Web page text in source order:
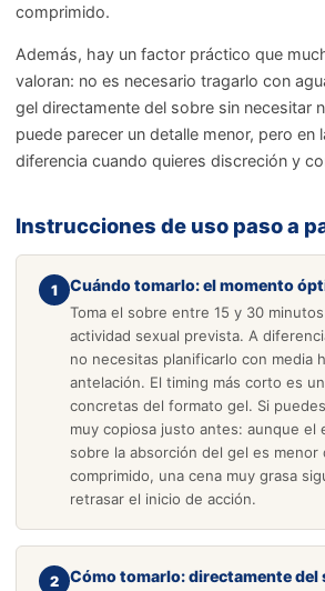
comprimido.
Además, hay un factor práctico que
valoran: no es necesario tragarlo con
gel directamente del sobre sin necesitar
puede parecer un detalle menor, pero en
diferencia cuando quieres discreción y
Instrucciones de uso paso a
1 Cuándo tomarlo: el momento
Toma el sobre entre 15 y 30
actividad sexual prevista. A
no necesitas planificarlo con media
antelación. El timing más corto es
concretas del formato gel. Si
muy copiosa justo antes: aunque el
sobre la absorción del gel es menor
comprimido, una cena muy grasa
retrasar el inicio de acción.
2 Cómo tomarlo: directamente del